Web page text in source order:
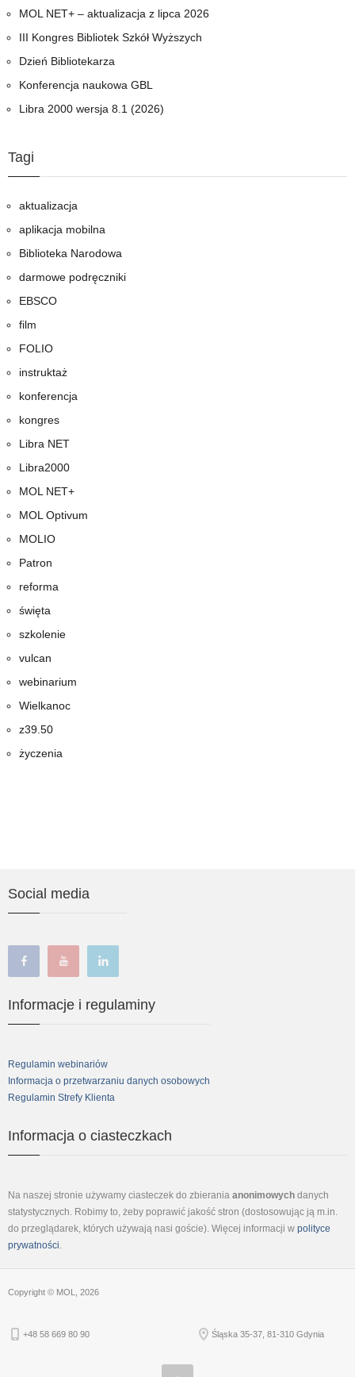
MOL NET+ – aktualizacja z lipca 2026
III Kongres Bibliotek Szkół Wyższych
Dzień Bibliotekarza
Konferencja naukowa GBL
Libra 2000 wersja 8.1 (2026)
Tagi
aktualizacja
aplikacja mobilna
Biblioteka Narodowa
darmowe podręczniki
EBSCO
film
FOLIO
instruktaż
konferencja
kongres
Libra NET
Libra2000
MOL NET+
MOL Optivum
MOLIO
Patron
reforma
święta
szkolenie
vulcan
webinarium
Wielkanoc
z39.50
życzenia
Social media
Informacje i regulaminy
Regulamin webinariów
Informacja o przetwarzaniu danych osobowych
Regulamin Strefy Klienta
Informacja o ciasteczkach
Na naszej stronie używamy ciasteczek do zbierania anonimowych danych
statystycznych. Robimy to, żeby poprawić jakość stron (dostosowując ją m.in.
do przeglądarek, których używają nasi goście). Więcej informacji w polityce
prywatności.
Copyright © MOL, 2026
+48 58 669 80 90 Śląska 35-37, 81-310 Gdynia